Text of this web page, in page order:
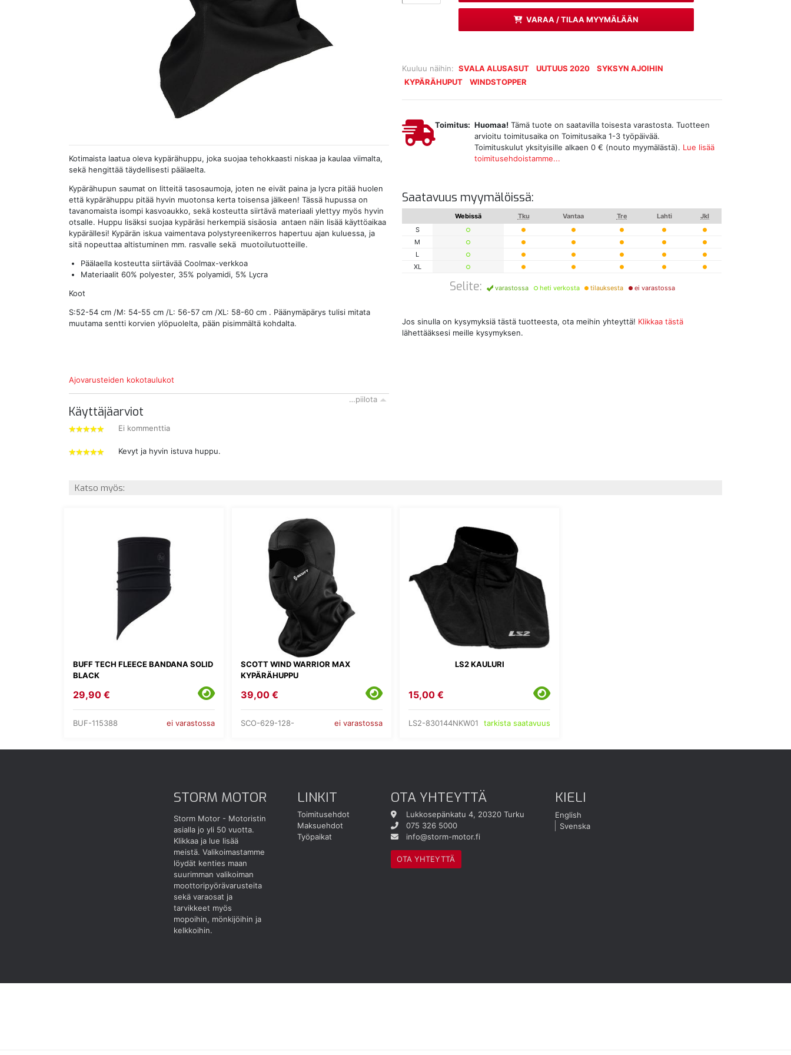
VARAA / TILAA MYYMÄLÄÄN
Kuuluu näihin: SVALA ALUSASUT UUTUUS 2020
SYKSYN AJOIHIN
KYPÄRÄHUPUT
WINDSTOPPER
Toimitus: Huomaa! Tämä tuote on saatavilla toisesta varastosta. Tuotteen
arvioitu toimitusaika on Toimitusaika 1-3 työpäivää.
Toimituskulut yksityisille alkaen 0 € (nouto myymälästä). Lue lisää
toimitusehdoistamme...
Saatavuus myymälöissä:
Webissä Tku Vantaa Tre Lahti
Jkl
S
M
L
XL
Selite: varastossa heti verkosta tilauksesta ei varastossa
Jos sinulla on kysymyksiä tästä tuotteesta, ota meihin yhteyttä! Klikkaa tästä
lähettääksesi meille kysymyksen.
Kotimaista laatua oleva kypärähuppu, joka suojaa tehokkaasti niskaa ja kaulaa viimalta,
sekä hengittää täydellisesti päälaelta.
Kypärähupun saumat on litteitä tasosaumoja, joten ne eivät paina ja lycra pitää huolen
että kypärähuppu pitää hyvin muotonsa kerta toisensa jälkeen! Tässä hupussa on
tavanomaista isompi kasvoaukko, sekä kosteutta siirtävä materiaali ylettyy myös hyvin
otsalle. Huppu lisäksi suojaa kypäräsi herkempiä sisäosia antaen näin lisää käyttöaikaa
kypärällesi! Kypärän iskua vaimentava polystyreenikerros hapertuu ajan kuluessa, ja
sitä nopeuttaa altistuminen mm. rasvalle sekä muotoilutuotteille.
Päälaella kosteutta siirtävää Coolmax-verkkoa
Materiaalit 60% polyester, 35% polyamidi, 5% Lycra
Koot
S:52-54 cm /M: 54-55 cm /L: 56-57 cm /XL: 58-60 cm . Päänymäpärys tulisi mitata
muutama sentti korvien ylöpuolelta, pään pisimmältä kohdalta.
Ajovarusteiden kokotaulukot
…piilota
Käyttäjäarviot
tähdet
Ei kommenttia
Kevyt ja hyvin istuva huppu.
Katso myös:
BUFF TECH FLEECE BANDANA SOLID
BLACK
29,90 €
BUF-115388 ei varastossa
SCOTT WIND WARRIOR MAX
KYPÄRÄHUPPU
39,00 €
SCO-629-128- ei varastossa
LS2 KAULURI
15,00 €
LS2-830144NKW01 tarkista saatavuus
STORM MOTOR
Storm Motor - Motoristin
asialla jo yli 50 vuotta.
Klikkaa ja lue lisää
meistä. Valikoimastamme
löydät kenties maan
suurimman valikoiman
moottoripyörävarusteita
sekä varaosat ja
tarvikkeet myös
mopoihin, mönkijöihin ja
kelkkoihin.
LINKIT
Toimitusehdot
Maksuehdot
Työpaikat
OTA YHTEYTTÄ
Lukkosepänkatu 4, 20320 Turku
075 326 5000
info@storm-motor.fi
OTA YHTEYTTÄ
KIELI
English
Svenska